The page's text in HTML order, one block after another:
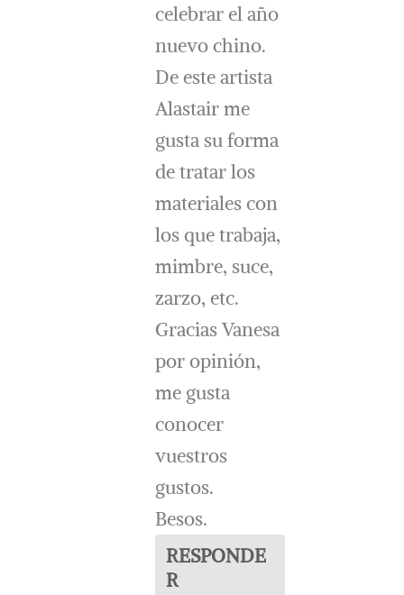
celebrar el año
nuevo chino.
De este artista
Alastair me
gusta su forma
de tratar los
materiales con
los que trabaja,
mimbre, suce,
zarzo, etc.
Gracias Vanesa
por opinión,
me gusta
conocer
vuestros
gustos.
Besos.
RESPONDE
R